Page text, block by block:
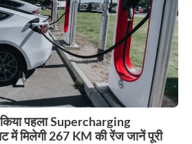
पहला Supercharging
में मिलेगी 267 KM की रेंज जानें पूरी